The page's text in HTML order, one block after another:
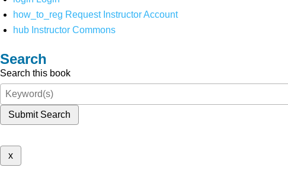
how_to_reg Request Instructor Account
hub Instructor Commons
Search
Search this book
Submit Search
x